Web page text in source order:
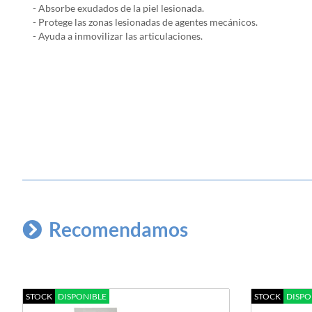
- Absorbe exudados de la piel lesionada.
- Protege las zonas lesionadas de agentes mecánicos.
- Ayuda a inmovilizar las articulaciones.
Recomendamos
STOCK DISPONIBLE STOCK